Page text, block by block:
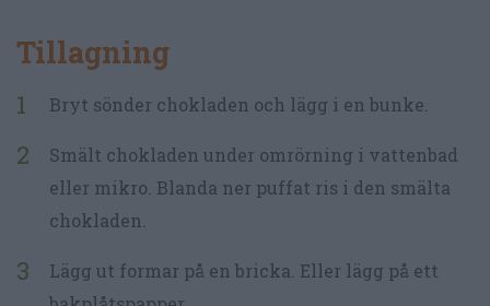
Tillagning
Bryt sönder chokladen och lägg i en bunke.
Smält chokladen under omrörning i vattenbad
eller mikro. Blanda ner puffat ris i den smälta
chokladen.
Lägg ut formar på en bricka. Eller lägg på ett